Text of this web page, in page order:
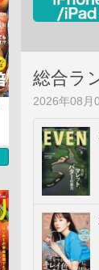
総合ラ
2026年08月